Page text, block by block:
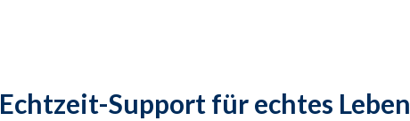
Echtzeit-Support für echtes Leben